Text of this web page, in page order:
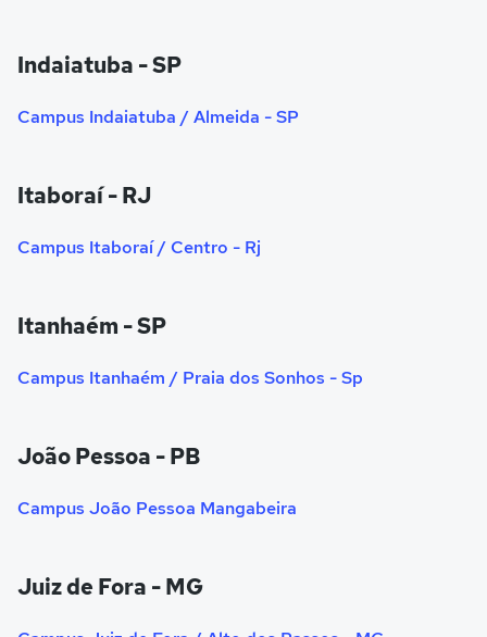
Indaiatuba - SP
Campus Indaiatuba / Almeida - SP
Itaboraí - RJ
Campus Itaboraí / Centro - Rj
Itanhaém - SP
Campus Itanhaém / Praia dos Sonhos - Sp
João Pessoa - PB
Campus João Pessoa Mangabeira
Juiz de Fora - MG